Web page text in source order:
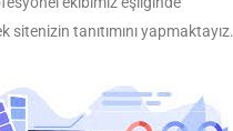
sitenizin tanıtımını yapmaktayız.